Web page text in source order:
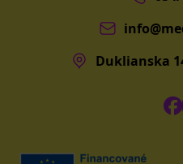
Duklianska